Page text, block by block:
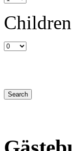
Children